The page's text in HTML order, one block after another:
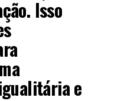
Isso
e